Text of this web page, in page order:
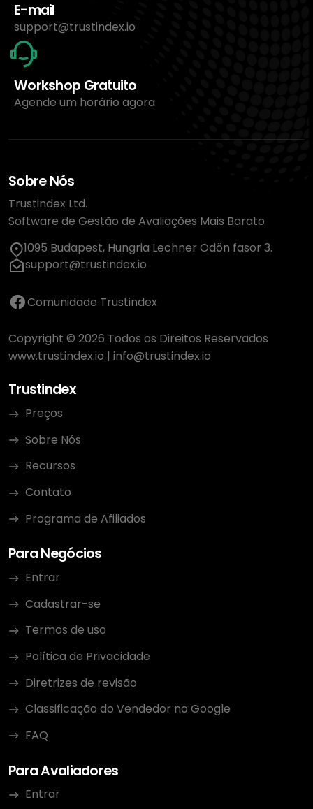
E-mail
support@trustindex.io
Workshop Gratuito
Agende um horário agora
Sobre Nós
Trustindex Ltd.
Software de Gestão de Avaliações Mais Barato
1095 Budapest, Hungria Lechner Ödön fasor 3.
support@trustindex.io
Comunidade Trustindex
Copyright © 2026 Todos os Direitos Reservados
www.trustindex.io | info@trustindex.io
Trustindex
Preços
Sobre Nós
Recursos
Contato
Programa de Afiliados
Para Negócios
Entrar
Cadastrar-se
Termos de uso
Política de Privacidade
Diretrizes de revisão
Classificação do Vendedor no Google
FAQ
Para Avaliadores
Entrar